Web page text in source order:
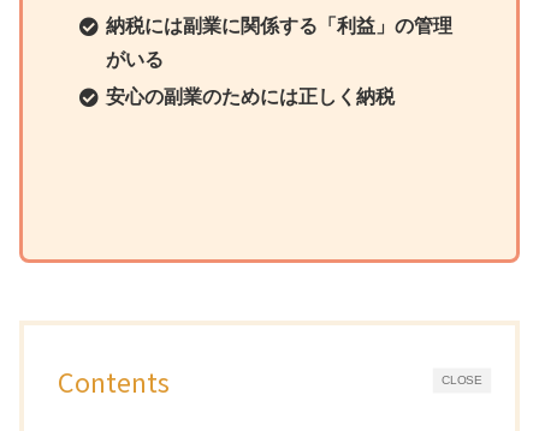
納税には副業に関係する「利益」の管理
がいる
安心の副業のためには正しく納税
CLOSE
Contents